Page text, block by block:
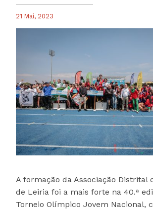
21 Mai, 2023
A formação da Associação Distrital
de Leiria foi a mais forte na 40.ª
Torneio Olímpico Jovem Nacional,